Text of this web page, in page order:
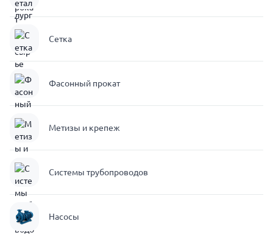
Сетка
Фасонный прокат
Метизы и крепеж
Системы трубопроводов
Насосы